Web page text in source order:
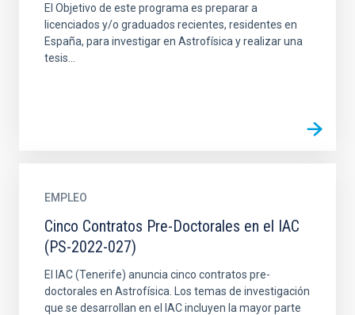
El Objetivo de este programa es preparar a
licenciados y/o graduados recientes, residentes en
España, para investigar en Astrofísica y realizar una
tesis...
EMPLEO
Cinco Contratos Pre-Doctorales en el IAC
(PS-2022-027)
El IAC (Tenerife) anuncia cinco contratos pre-
doctorales en Astrofísica. Los temas de investigación
que se desarrollan en el IAC incluyen la mayor parte